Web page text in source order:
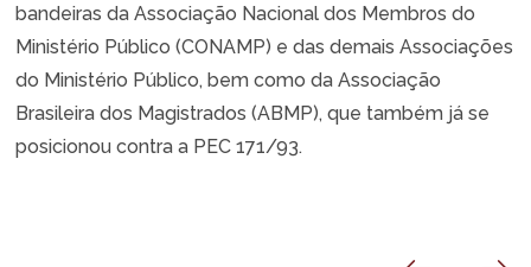
bandeiras da Associação Nacional dos Membros do
Ministério Público (CONAMP) e das demais Associações
do Ministério Público, bem como da Associação
Brasileira dos Magistrados (ABMP), que também já se
posicionou contra a PEC 171/93.